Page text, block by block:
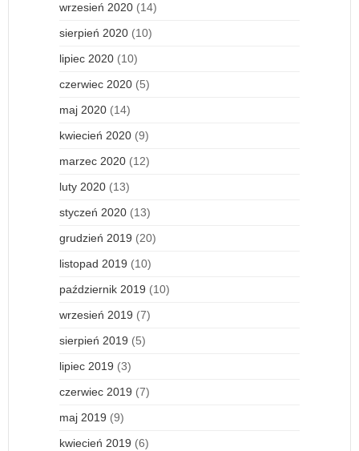
wrzesień 2020 (14)
sierpień 2020 (10)
lipiec 2020 (10)
czerwiec 2020 (5)
maj 2020 (14)
kwiecień 2020 (9)
marzec 2020 (12)
luty 2020 (13)
styczeń 2020 (13)
grudzień 2019 (20)
listopad 2019 (10)
październik 2019 (10)
wrzesień 2019 (7)
sierpień 2019 (5)
lipiec 2019 (3)
czerwiec 2019 (7)
maj 2019 (9)
kwiecień 2019 (6)